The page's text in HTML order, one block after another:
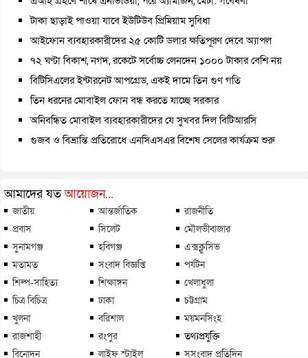
টাকা ছাড়াই পাওয়া যাবে ইউটিউব প্রিমিয়াম সুবিধা
আইফোন ব্যবহারকারীদের ২৫ কোটি ডলার ক্ষতিপূরণ দেবে অ্যাপল
৭২ ঘণ্টা বিকাশ, নগদ, রকেটে সর্বোচ্চ লেনদেন ১০০০ টাকার বেশি নয়
বিটিসিএলের ইন্টারনেট আপগ্রেড, একই দামে তিন গুণ গতি
তিন ধরনের মোবাইল ফোন বন্ধ করতে যাচ্ছে সরকার
অনিবন্ধিত মোবাইল ব্যবহারকারীদের যে সুখবর দিল বিটিআরসি
গুজব ও বিভ্রান্তি প্রতিরোধে এনসিএসএর বিশেষ সেলের কার্যক্রম শুরু
আমাদের যতআয়োজন...
জাতীয় আন্তর্জাতিক
রাজনীতি
প্রবাস
সিলেট
মৌলভীবাজার
সুনামগঞ্জ
হবিগঞ্জ
এক্সক্লুসিভ
মতামত
সংবাদ বিজ্ঞপ্তি
পর্যটন
শিল্প-সাহিত্য
শিক্ষাঙ্গন
খেলাধুলা
চিত্র বিচিত্র
ঢাকা
চট্টগ্রাম
খুলনা
বরিশাল
ময়মনসিংহ
রাজশাহী
রংপুর
তথ্যপ্রযুক্তি
বিনোদন
লাইফ স্টাইল সুসংবাদ প্রতিদিন